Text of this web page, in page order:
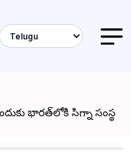
భారత్‌లోకి సిగ్నా సంస్థ